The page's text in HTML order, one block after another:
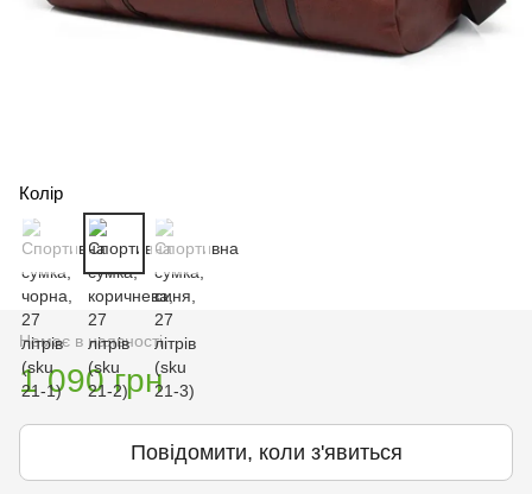
Колір
Немає в наявності
1 090 грн
Повідомити, коли з'явиться